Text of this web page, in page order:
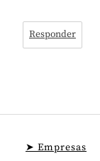
Responder
➤ Empresas